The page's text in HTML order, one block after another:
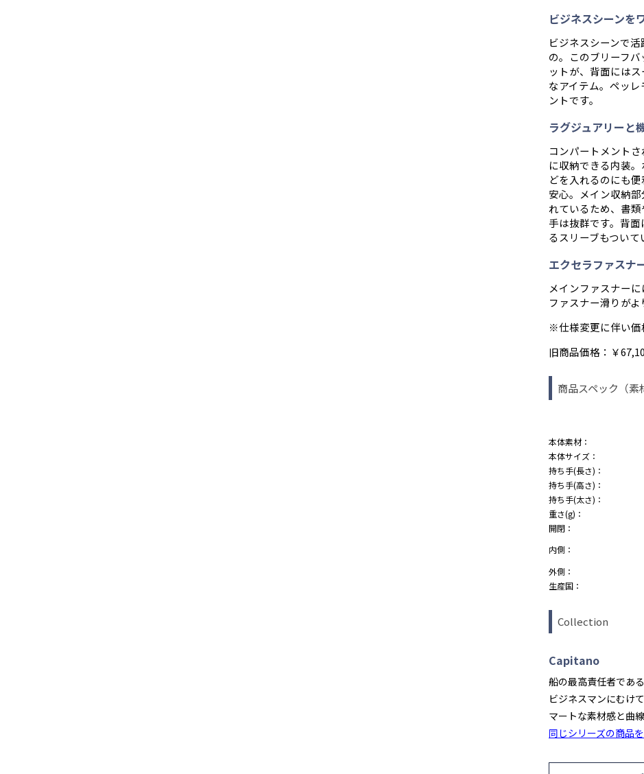
カートに入れる
ビジネスシーンを
ビジネスシーンで
の。このブリーフ
ットが、背面には
なアイテム。ペッ
ントです。
ラグジュアリーと
コンパートメント
に収納できる内装
どを入れるのにも
安心。メイン収納
れているため、書
手は抜群です。背
るスリーブもついて
エクセラファスナ
メインファスナー
ファスナー滑りがよ
※仕様変更に伴い価
旧商品価格：￥
商品スペック（素
本体素材：
本体サイズ：
持ち手(長さ)：
持ち手(高さ)：
持ち手(太さ)：
重さ(g)：
開閉：
内側：
外側：
生産国：
Collection
Capitano
船の最高責任者であ
ビジネスマンにむけ
マートな素材感と曲
同じシリーズの商品